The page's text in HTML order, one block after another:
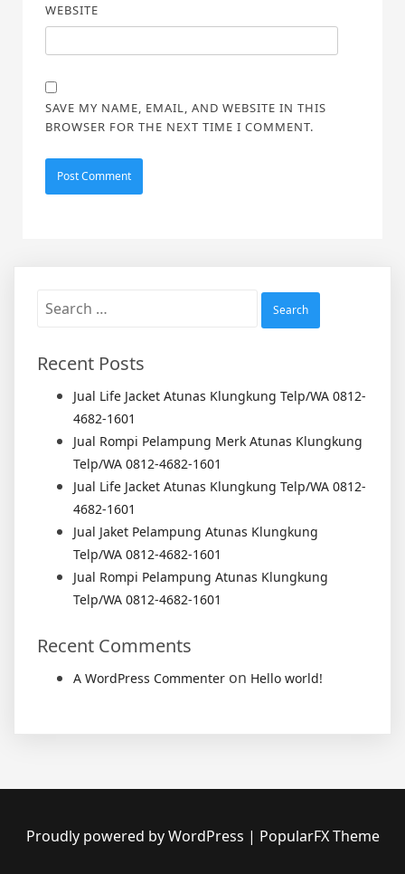
WEBSITE
SAVE MY NAME, EMAIL, AND WEBSITE IN THIS
BROWSER FOR THE NEXT TIME I COMMENT.
Search
Recent Posts
Jual Life Jacket Atunas Klungkung Telp/WA 0812-
4682-1601
Jual Rompi Pelampung Merk Atunas Klungkung
Telp/WA 0812-4682-1601
Jual Life Jacket Atunas Klungkung Telp/WA 0812-
4682-1601
Jual Jaket Pelampung Atunas Klungkung
Telp/WA 0812-4682-1601
Jual Rompi Pelampung Atunas Klungkung
Telp/WA 0812-4682-1601
Recent Comments
A WordPress Commenter on Hello world!
Proudly powered by WordPress | PopularFX Theme